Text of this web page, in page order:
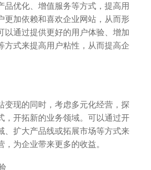
品优化、增值服务等方式，提高用
更加依赖和喜欢企业网站，从而形
以通过提供更好的用户体验、增加
方式来提高用户粘性，从而提高企
变现的同时，考虑多元化经营，探
，开拓新的业务领域。可以通过开
、扩大产品线或拓展市场等方式来
，为企业带来更多的收益。